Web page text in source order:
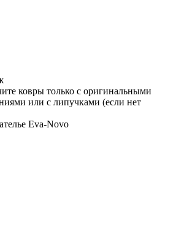
ковры только с оригинальными
или с липучками (если нет
Eva-Novo